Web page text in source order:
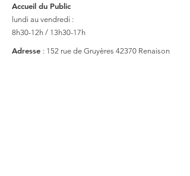
Accueil du Public
lundi au vendredi :
8h30-12h / 13h30-17h
Adresse : 152 rue de Gruyères 42370 Renaison